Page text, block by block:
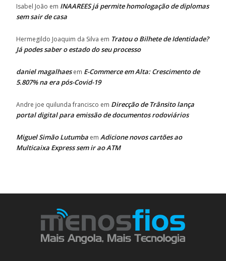
Isabel João em INAAREES já permite homologação de diplomas
sem sair de casa
Hermegildo Joaquim da Silva em Tratou o Bilhete de Identidade?
Já podes saber o estado do seu processo
daniel magalhaesem E-Commerce em Alta: Crescimento de
5.807% na era pós-Covid-19
Andre joe quilunda francisco em Direcção de Trânsito lança
portal digital para emissão de documentos rodoviários
Miguel Simão Lutumba em Adicione novos cartões ao
Multicaixa Express sem ir ao ATM